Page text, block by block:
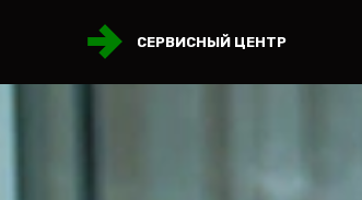
СЕРВИСНЫЙ ЦЕНТР